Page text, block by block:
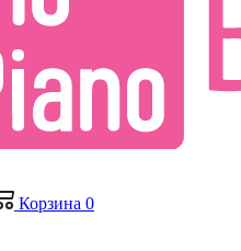
Корзина 0